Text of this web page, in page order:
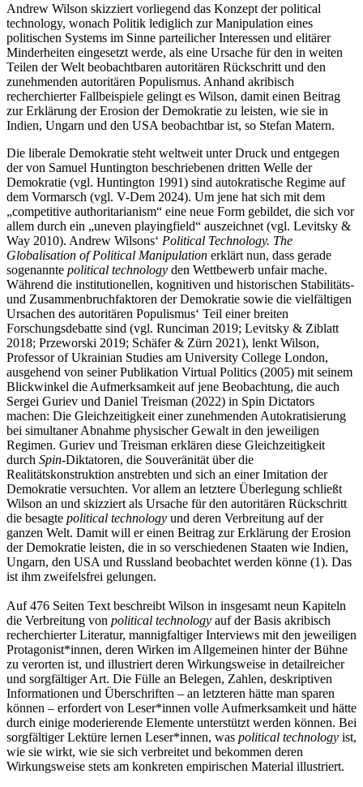
Andrew Wilson skizziert vorliegend das Konzept der political
technology, wonach Politik lediglich zur Manipulation eines
politischen Systems im Sinne parteilicher Interessen und elitärer
Minderheiten eingesetzt werde, als eine Ursache für den in weiten
Teilen der Welt beobachtbaren autoritären Rückschritt und den
zunehmenden autoritären Populismus. Anhand akribisch
recherchierter Fallbeispiele gelingt es Wilson, damit einen Beitrag
zur Erklärung der Erosion der Demokratie zu leisten, wie sie in
Indien, Ungarn und den USA beobachtbar ist, so Stefan Matern.
Die liberale Demokratie steht weltweit unter Druck und entgegen
der von Samuel Huntington beschriebenen dritten Welle der
Demokratie (vgl. Huntington 1991) sind autokratische Regime auf
dem Vormarsch (vgl. V-Dem 2024). Um jene hat sich mit dem
„competitive authoritarianism“ eine neue Form gebildet, die sich vor
allem durch ein „uneven playingfield“ auszeichnet (vgl. Levitsky &
Way 2010). Andrew Wilsons‘ Political Technology. The
Globalisation of Political Manipulation erklärt nun, dass gerade
sogenannte political technology den Wettbewerb unfair mache.
Während die institutionellen, kognitiven und historischen Stabilitäts-
und Zusammenbruchfaktoren der Demokratie sowie die vielfältigen
Ursachen des autoritären Populismus‘ Teil einer breiten
Forschungsdebatte sind (vgl. Runciman 2019; Levitsky & Ziblatt
2018; Przeworski 2019; Schäfer & Zürn 2021), lenkt Wilson,
Professor of Ukrainian Studies am University College London,
ausgehend von seiner Publikation Virtual Politics (2005) mit seinem
Blickwinkel die Aufmerksamkeit auf jene Beobachtung, die auch
Sergei Guriev und Daniel Treisman (2022) in Spin Dictators
machen: Die Gleichzeitigkeit einer zunehmenden Autokratisierung
bei simultaner Abnahme physischer Gewalt in den jeweiligen
Regimen. Guriev und Treisman erklären diese Gleichzeitigkeit
durch Spin-Diktatoren, die Souveränität über die
Realitätskonstruktion anstrebten und sich an einer Imitation der
Demokratie versuchten. Vor allem an letztere Überlegung schließt
Wilson an und skizziert als Ursache für den autoritären Rückschritt
die besagte political technology und deren Verbreitung auf der
ganzen Welt. Damit will er einen Beitrag zur Erklärung der Erosion
der Demokratie leisten, die in so verschiedenen Staaten wie Indien,
Ungarn, den USA und Russland beobachtet werden könne (1). Das
ist ihm zweifelsfrei gelungen.
Auf 476 Seiten Text beschreibt Wilson in insgesamt neun Kapiteln
die Verbreitung von political technology auf der Basis akribisch
recherchierter Literatur, mannigfaltiger Interviews mit den jeweiligen
Protagonist*innen, deren Wirken im Allgemeinen hinter der Bühne
zu verorten ist, und illustriert deren Wirkungsweise in detailreicher
und sorgfältiger Art. Die Fülle an Belegen, Zahlen, deskriptiven
Informationen und Überschriften – an letzteren hätte man sparen
können – erfordert von Leser*innen volle Aufmerksamkeit und hätte
durch einige moderierende Elemente unterstützt werden können. Bei
sorgfältiger Lektüre lernen Leser*innen, was political technology ist,
wie sie wirkt, wie sie sich verbreitet und bekommen deren
Wirkungsweise stets am konkreten empirischen Material illustriert.